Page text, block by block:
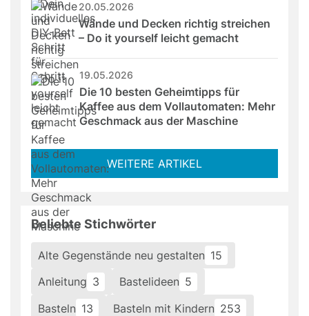
20.05.2026
Wände und Decken richtig streichen
– Do it yourself leicht gemacht
19.05.2026
Die 10 besten Geheimtipps für
Kaffee aus dem Vollautomaten: Mehr
Geschmack aus der Maschine
WEITERE ARTIKEL
Beliebte Stichwörter
Alte Gegenstände neu gestalten 15
Anleitung 3 Bastelideen 5
Basteln 13 Basteln mit Kindern 253